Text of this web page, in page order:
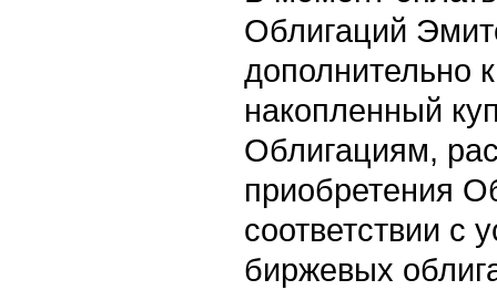
Облигаций
дополнительно
накопленный
Облигациям,
приобретения
соответствии с
биржевых